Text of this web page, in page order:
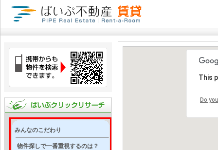
みんなのこだわり
物件探しで一番重視するのは？
This
Do